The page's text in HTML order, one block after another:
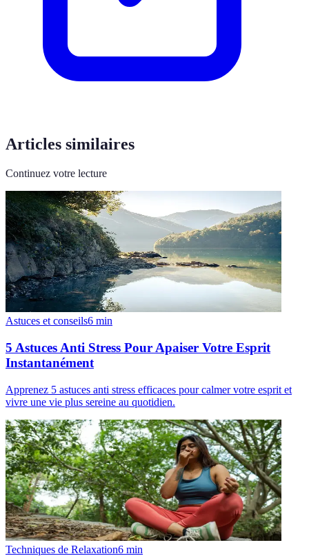
Articles similaires
Continuez votre lecture
Astuces et conseils6 min
5 Astuces Anti Stress Pour Apaiser Votre Esprit
Instantanément
Apprenez 5 astuces anti stress efficaces pour calmer votre esprit et
vivre une vie plus sereine au quotidien.
Techniques de Relaxation6 min